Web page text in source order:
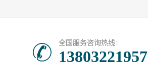
全国服务咨询热线:
13803221957